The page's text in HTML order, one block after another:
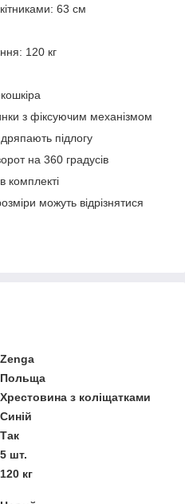
63 см
120 кг
з фіксуючим механізмом
підлогу
на 360 градусів
комплекті
можуть відрізнятися
Zenga
Польща
Хрестовина з коліщатками
Синій
Так
5 шт.
120 кг